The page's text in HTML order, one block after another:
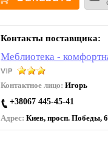
Контакты поставщика:
Меблиотека -
Контактное лицо: Игорь
+38067 445-45-41
Адрес: Киев, просп. Победы,